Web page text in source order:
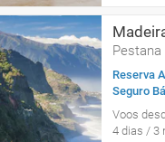
Pestana
Reserva
Seguro
Voos
4 dias / 3